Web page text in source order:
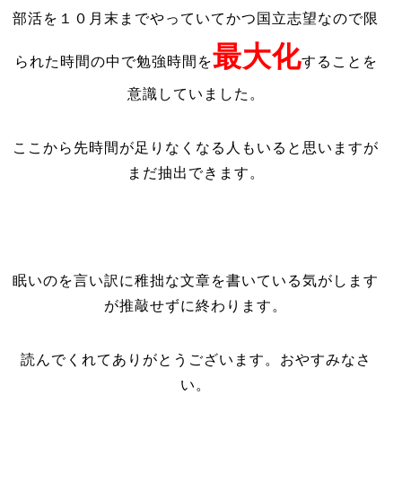
部活を１０月末までやっていてかつ国立志望なので限
られた時間の中で勉強時間を最大化することを
意識していました。
ここから先時間が足りなくなる人もいると思いますが
まだ抽出できます。
眠いのを言い訳に稚拙な文章を書いている気がします
が推敲せずに終わります。
読んでくれてありがとうございます。おやすみなさ
い。